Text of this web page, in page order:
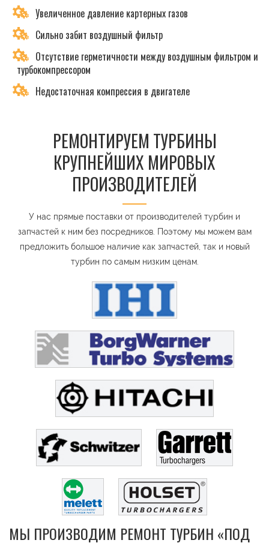
Увеличенное давление картерных газов
Сильно забит воздушный фильтр
Отсутствие герметичности между воздушным фильтром и
турбокомпрессором
Недостаточная компрессия в двигателе
РЕМОНТИРУЕМ ТУРБИНЫ
КРУПНЕЙШИХ МИРОВЫХ
ПРОИЗВОДИТЕЛЕЙ
У нас прямые поставки от производителей турбин и
запчастей к ним без посредников. Поэтому мы можем вам
предложить большое наличие как запчастей, так и новый
турбин по самым низким ценам.
МЫ ПРОИЗВОДИМ РЕМОНТ ТУРБИН «ПОД